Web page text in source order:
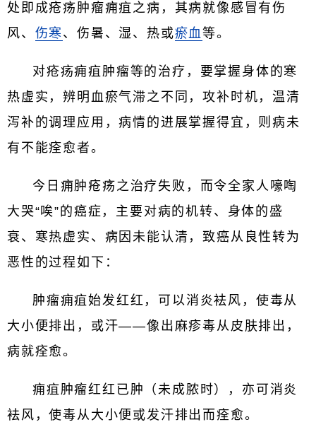
处即成疮疡肿瘤痈疽之病，其病就像感冒有伤
风、 伤寒 、伤暑、湿、热或瘀血等。
对疮疡痈疽肿瘤等的治疗，要掌握身体的寒
热虚实，辨明血瘀气滞之不同，攻补时机，温清
泻补的调理应用，病情的进展掌握得宜，则病未
有不能痊愈者。
今日痈肿疮疡之治疗失败，而令全家人嚎啕
大哭“唉”的癌症，主要对病的机转、身体的盛
衰、寒热虚实、病因未能认清，致癌从良性转为
恶性的过程如下：
肿瘤痈疽始发红红，可以消炎袪风，使毒从
大小便排出，或汗——像出麻疹毒从皮肤排出，
病就痊愈。
痈疽肿瘤红红已肿（未成脓时），亦可消炎
袪风，使毒从大小便或发汗排出而痊愈。